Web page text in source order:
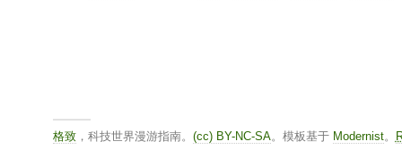
格致，科技世界漫游指南。 (cc) BY-NC-SA。模板基于 Modernist。